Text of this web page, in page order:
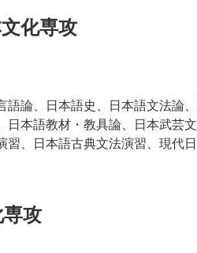
化専攻
語論、日本語史、日本語文法論
本語教材・教具論、日本武芸
、日本語古典文法演習、現代
攻